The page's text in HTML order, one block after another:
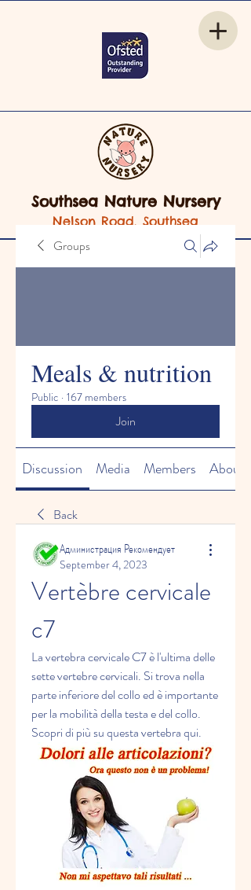
Southsea Nature Nursery
Nelson Road, Southsea
Groups
Meals & nutrition
Public · 167 members
Join
Discussion Media Members About
Back
Администрация Рекомендует
September 4, 2023
Vertèbre cervicale
c7
La vertebra cervicale C7 è l'ultima delle
sette vertebre cervicali. Si trova nella
parte inferiore del collo ed è importante
per la mobilità della testa e del collo.
Scopri di più su questa vertebra qui.